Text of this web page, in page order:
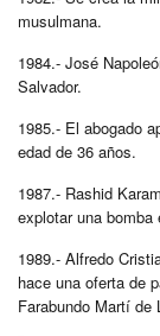
musulmana.
1984.- José
Salvador.
1985.- El abogado
edad de 36 años.
1987.- Rashid
explotar una bomba
1989.- Alfredo
hace una oferta de
Farabundo Martí de